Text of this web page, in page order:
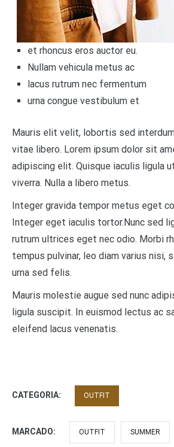
et rhoncus eros auctor eu.
Nullam vehicula metus ac
lacus rutrum nec fermentum
urna congue vestibulum et
Mauris elit velit, lobortis sed
vitae libero. Lorem ipsum dolor sit
adipiscing elit. Quisque iaculis ligula
viverra. Nulla a libero metus.
Integer gravida tempor metus eget
Integer eget iaculis tortor.Nunc sed
rutrum ultrices eget nec odio. Morbi
tempus pulvinar, leo diam varius nisi,
urna sed felis.
Mauris molestie augue sed nunc
ligula suscipit. In euismod lectus ac
eleifend lacus venenatis.
CATEGORIA: OUTFIT
MARCADO: OUTFIT SUMMER